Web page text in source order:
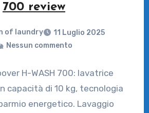
700 review
of laundry
11 Luglio 2025
Nessun commento
H-WASH 700: lavatrice
capacità di 10 kg, tecnologia
energetico. Lavaggio